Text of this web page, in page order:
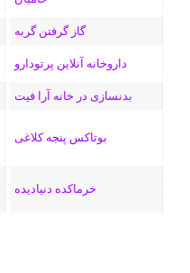
گاز گرفتن گربه
داروخانه آنلاین پرتودارو
بدنسازی در خانه آرا فیت
بوتاکس پنجه کلاغی
خرماکده دنیادیده